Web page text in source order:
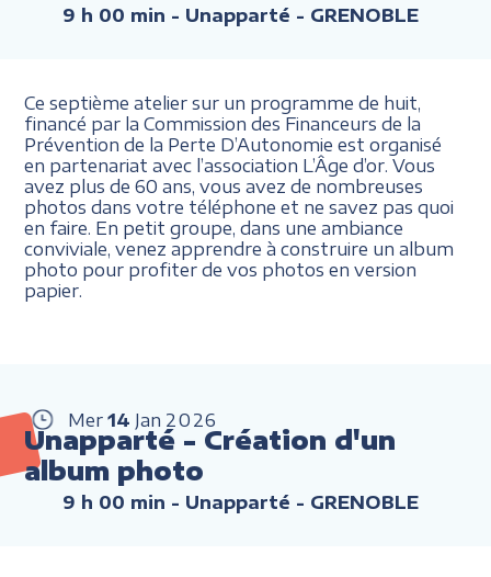
9 h 00 min - Unapparté - GRENOBLE
Ce septième atelier sur un programme de huit,
financé par la Commission des Financeurs de la
Prévention de la Perte D’Autonomie est organisé
en partenariat avec l’association L’Âge d’or. Vous
avez plus de 60 ans, vous avez de nombreuses
photos dans votre téléphone et ne savez pas quoi
en faire. En petit groupe, dans une ambiance
conviviale, venez apprendre à construire un album
photo pour profiter de vos photos en version
papier.
Mer 14 Jan 2026
Unapparté - Création d'un
album photo
9 h 00 min - Unapparté - GRENOBLE